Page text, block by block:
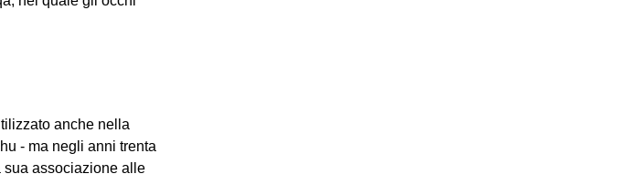
anche nella
- ma negli anni trenta
sua associazione alle